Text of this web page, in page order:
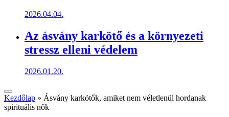
2026.04.04.
Az ásvány karkötő és a környezeti
stressz elleni védelem
2026.01.20.
Kezdőlap » Ásvány karkötők, amiket nem véletlenül hordanak
spirituális nők